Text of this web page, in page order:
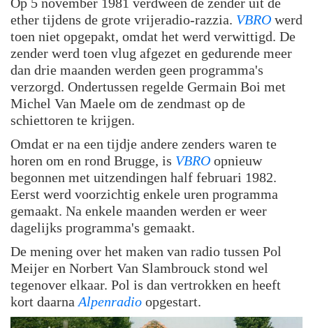
ether tijdens de grote vrijeradio-razzia. VBRO werd
toen niet opgepakt, omdat het werd verwittigd. De
zender werd toen vlug afgezet en gedurende meer
dan drie maanden werden geen programma's
verzorgd. Ondertussen regelde Germain Boi met
Michel Van Maele om de zendmast op de
schiettoren te krijgen.
Omdat er na een tijdje andere zenders waren te
horen om en rond Brugge, is VBRO opnieuw
begonnen met uitzendingen half februari 1982.
Eerst werd voorzichtig enkele uren programma
gemaakt. Na enkele maanden werden er weer
dagelijks programma's gemaakt.
De mening over het maken van radio tussen Pol
Meijer en Norbert Van Slambrouck stond wel
tegenover elkaar. Pol is dan vertrokken en heeft
kort daarna Alpenradio opgestart.